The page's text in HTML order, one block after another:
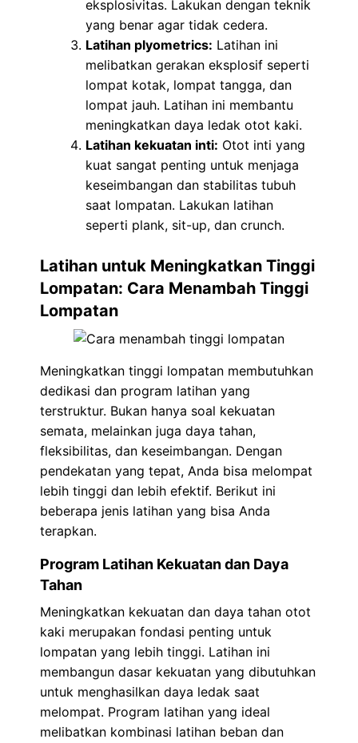
eksplosivitas. Lakukan dengan teknik
yang benar agar tidak cedera.
Latihan plyometrics: Latihan ini
melibatkan gerakan eksplosif seperti
lompat kotak, lompat tangga, dan
lompat jauh. Latihan ini membantu
meningkatkan daya ledak otot kaki.
Latihan kekuatan inti: Otot inti yang
kuat sangat penting untuk menjaga
keseimbangan dan stabilitas tubuh
saat lompatan. Lakukan latihan
seperti plank, sit-up, dan crunch.
Latihan untuk Meningkatkan Tinggi
Lompatan: Cara Menambah Tinggi
Lompatan
Meningkatkan tinggi lompatan membutuhkan
dedikasi dan program latihan yang
terstruktur. Bukan hanya soal kekuatan
semata, melainkan juga daya tahan,
fleksibilitas, dan keseimbangan. Dengan
pendekatan yang tepat, Anda bisa melompat
lebih tinggi dan lebih efektif. Berikut ini
beberapa jenis latihan yang bisa Anda
terapkan.
Program Latihan Kekuatan dan Daya
Tahan
Meningkatkan kekuatan dan daya tahan otot
kaki merupakan fondasi penting untuk
lompatan yang lebih tinggi. Latihan ini
membangun dasar kekuatan yang dibutuhkan
untuk menghasilkan daya ledak saat
melompat. Program latihan yang ideal
melibatkan kombinasi latihan beban dan